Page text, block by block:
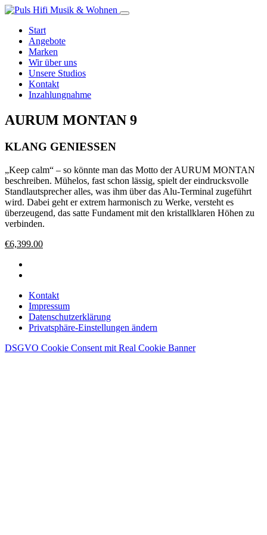
Start
Angebote
Marken
Wir über uns
Unsere Studios
Kontakt
Inzahlungnahme
AURUM MONTAN 9
KLANG GENIESSEN
„Keep calm“ – so könnte man das Motto der AURUM MONTAN
beschreiben. Mühelos, fast schon lässig, spielt der eindrucksvolle
Standlautsprecher alles, was ihm über das Alu-Terminal zugeführt
wird. Dabei geht er extrem harmonisch zu Werke, versteht es
überzeugend, das satte Fundament mit den kristallklaren Höhen zu
verbinden.
Ursprünglicher
war:
€6,400.00
€6,399.00Aktueller
Kontakt
Impressum
Datenschutzerklärung
Privatsphäre-Einstellungen ändern
DSGVO Cookie Consent mit Real Cookie Banner